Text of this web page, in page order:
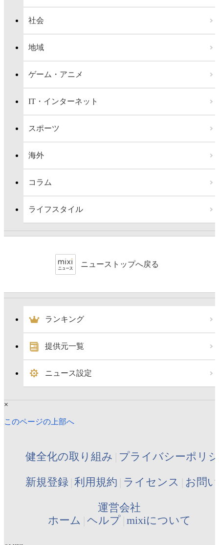
社会
地域
ゲーム・アニメ
IT・インターネット
スポーツ
海外
コラム
ライフスタイル
ニューストップへ戻る
ランキング
提供元一覧
ニュース設定
×
このページの上部へ
健全化の取り組み プライバシーポリ
新規登録 利用規約 ライセンス お問
運営会社
ホーム ヘルプ mixiについて